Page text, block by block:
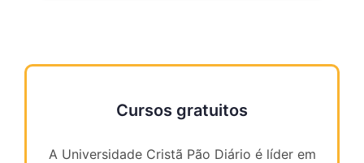
Cursos gratuitos
A Universidade Cristã Pão Diário é líder em